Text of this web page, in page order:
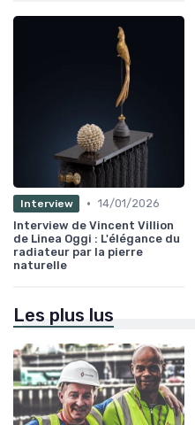
Interview • 14/01/2026
Interview de Vincent Villion
de Linea Oggi : L'élégance du
radiateur par la pierre
naturelle
Les plus lus